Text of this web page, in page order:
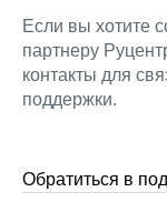
Если вы хотите
партнеру
контакты для
поддержки.
Обратиться в